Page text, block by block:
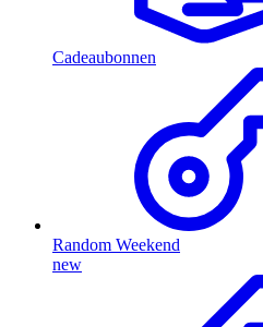
Cadeaubonnen
Random Weekend
new